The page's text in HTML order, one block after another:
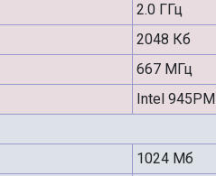
2.0 ГГц
2048 Кб
667 МГц
Intel 945PM
1024 Мб